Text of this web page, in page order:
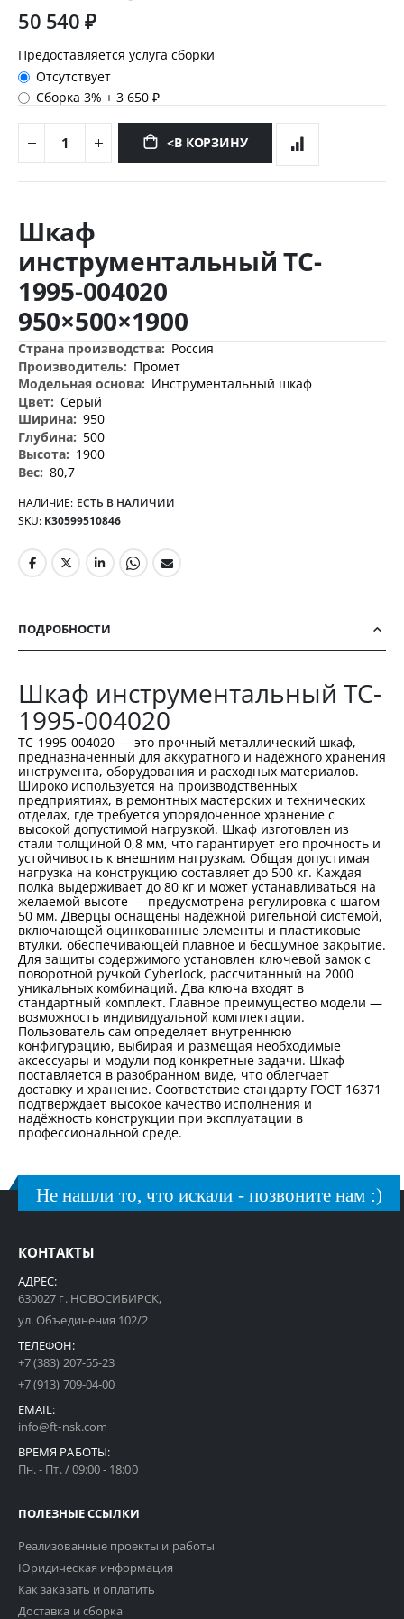
50 540 ₽
Предоставляется услуга сборки
Отсутствует
Сборка 3%+3 650 ₽
<В КОРЗИНУ
к
началу
изображений
Шкаф
инструментальный TC-
1995-004020
950×500×1900
Дополнительная
информация
Россия
Промет
Инструментальный шкаф
Серый
950
500
1900
80,7
НАЛИЧИЕ: ЕСТЬ В НАЛИЧИИ
SKU К30599510846
ПОДРОБНОСТИ
Шкаф инструментальный TC-
1995-004020
TC-1995-004020 — это прочный металлический шкаф,
предназначенный для аккуратного и надёжного хранения
инструмента, оборудования и расходных материалов.
Широко используется на производственных
предприятиях, в ремонтных мастерских и технических
отделах, где требуется упорядоченное хранение с
высокой допустимой нагрузкой. Шкаф изготовлен из
стали толщиной 0,8 мм, что гарантирует его прочность и
устойчивость к внешним нагрузкам. Общая допустимая
нагрузка на конструкцию составляет до 500 кг. Каждая
полка выдерживает до 80 кг и может устанавливаться на
желаемой высоте — предусмотрена регулировка с шагом
50 мм. Дверцы оснащены надёжной ригельной системой,
включающей оцинкованные элементы и пластиковые
втулки, обеспечивающей плавное и бесшумное закрытие.
Для защиты содержимого установлен ключевой замок с
поворотной ручкой Cyberlock, рассчитанный на 2000
уникальных комбинаций. Два ключа входят в
стандартный комплект. Главное преимущество модели —
возможность индивидуальной комплектации.
Пользователь сам определяет внутреннюю
конфигурацию, выбирая и размещая необходимые
аксессуары и модули под конкретные задачи. Шкаф
поставляется в разобранном виде, что облегчает
доставку и хранение. Соответствие стандарту ГОСТ 16371
подтверждает высокое качество исполнения и
надёжность конструкции при эксплуатации в
профессиональной среде.
Не нашли то, что искали - позвоните нам :)
КОНТАКТЫ
АДРЕС:
630027 г. НОВОСИБИРСК,
ул. Объединения 102/2
ТЕЛЕФОН:
+7 (383) 207-55-23
+7 (913) 709-04-00
EMAIL:
info@ft-nsk.com
ВРЕМЯ РАБОТЫ:
Пн. - Пт. / 09:00 - 18:00
ПОЛЕЗНЫЕ ССЫЛКИ
Реализованные проекты и работы
Юридическая информация
Как заказать и оплатить
Доставка и сборка